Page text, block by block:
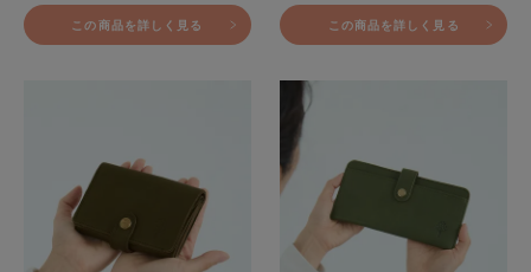
この商品を詳しく見る この商品を詳しく見る